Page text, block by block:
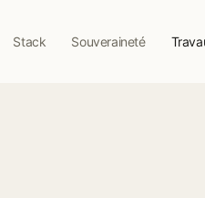
Stack Souveraineté